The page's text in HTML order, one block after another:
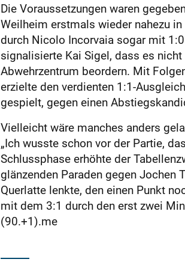
Die Voraussetzungen waren
Weilheim erstmals wieder nahezu
durch Nicolo Incorvaia sogar mit
signalisierte Kai Sigel, dass es
Abwehrzentrum beordern. Mit
erzielte den verdienten 1:1-
gespielt, gegen einen
Vielleicht wäre manches anders
„Ich wusste schon vor der Partie,
Schlussphase erhöhte der
glänzenden Paraden gegen
Querlatte lenkte, den einen Punkt
mit dem 3:1 durch den erst zwei
(90.+1).me